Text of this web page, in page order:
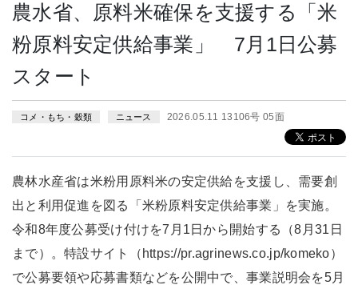
農水省、原料米確保を支援する「米
粉原料安定供給事業」 7月1日公募
スタート
コメ・もち・穀類 ニュース 2026.05.11 13106号 05面
農林水産省は米粉用原料米の安定供給を支援し、需要創
出と利用促進を図る「米粉原料安定供給事業」を実施。
令和8年度公募受け付けを7月1日から開始する（8月31日
まで）。特設サイト（https://pr.agrinews.co.jp/komeko）
で公募要領や応募書類などを公開中で、事業説明会を5月